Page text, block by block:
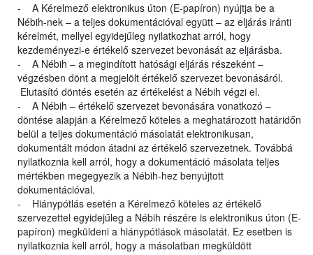
- A Kérelmező elektronikus úton (E-papíron) nyújtja be a
Nébih-nek – a teljes dokumentációval együtt – az eljárás iránti
kérelmét, mellyel egyidejűleg nyilatkozhat arról, hogy
kezdeményezi-e értékelő szervezet bevonását az eljárásba.
- A Nébih – a megindított hatósági eljárás részeként –
végzésben dönt a megjelölt értékelő szervezet bevonásáról.
Elutasító döntés esetén az értékelést a Nébih végzi el.
- A Nébih – értékelő szervezet bevonására vonatkozó –
döntése alapján a Kérelmező köteles a meghatározott határidőn
belül a teljes dokumentáció másolatát elektronikusan,
dokumentált módon átadni az értékelő szervezetnek. Továbbá
nyilatkoznia kell arról, hogy a dokumentáció másolata teljes
mértékben megegyezik a Nébih-hez benyújtott
dokumentációval.
- Hiánypótlás esetén a Kérelmező köteles az értékelő
szervezettel egyidejűleg a Nébih részére is elektronikus úton (E-
papíron) megküldeni a hiánypótlások másolatát. Ez esetben is
nyilatkoznia kell arról, hogy a másolatban megküldött